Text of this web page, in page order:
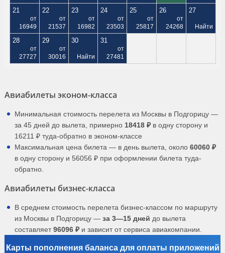
21
от
16949
22
от
21537
23
от
16982
24
от
23503
25
от
25817
26
от
24268
27
Найти
28
от
27727
29
от
30016
30
Найти
31
от
27481
Авиабилеты эконом-класса
Минимальная стоимость перелета из Москвы в Подгорицу —
за 45 дней до вылета, примерно 18418 ₽ в одну сторону и
16211 ₽ туда-обратно в эконом-классе
Максимальная цена билета — в день вылета, около 60060 ₽
в одну сторону и 56056 ₽ при оформлении билета туда-
обратно.
Авиабилеты бизнес-класса
В среднем стоимость перелета бизнес-классом по маршруту
из Москвы в Подгорицу — за 3—15 дней до вылета
составляет96096 ₽ и зависит от сервиса авиакомпании.
Карты пополнения баланса для оплаты приложений